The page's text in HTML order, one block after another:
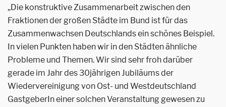
„Die konstruktive Zusammenarbeit zwischen den
Fraktionen der großen Städte im Bund ist für das
Zusammenwachsen Deutschlands ein schönes Beispiel.
In vielen Punkten haben wir in den Städten ähnliche
Probleme und Themen. Wir sind sehr froh darüber
gerade im Jahr des 30jährigen Jubiläums der
Wiedervereinigung von Ost- und Westdeutschland
GastgeberIn einer solchen Veranstaltung gewesen zu